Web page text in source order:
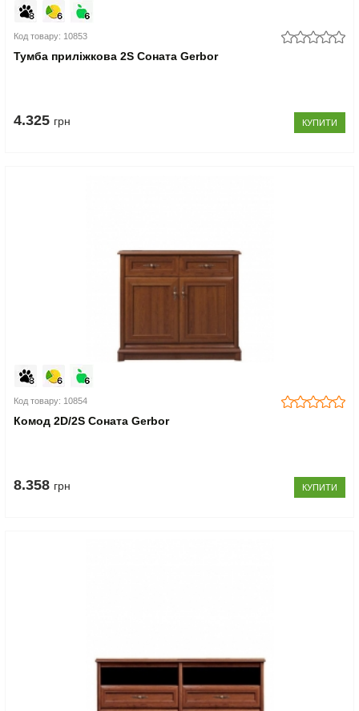
Код товару: 10853
Тумба приліжкова 2S Соната Gerbor
4.325 грн КУПИТИ
Код товару: 10854
Комод 2D/2S Соната Gerbor
8.358 грн КУПИТИ